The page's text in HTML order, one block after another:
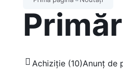
Achiziție (10)Anunț de